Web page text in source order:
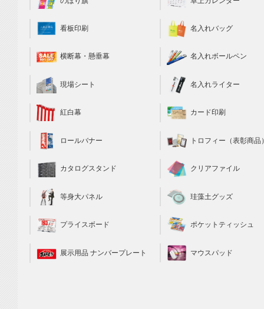
看板印刷
横断幕・懸垂幕
現場シート
紅白幕
ロールバナー
カタログスタンド
等身大パネル
プライスボード
展示用品 ナンバープレート
名入れバッグ
名入れボールペン
名入れライター
カード印刷
トロフィー（表彰商品
クリアファイル
珪藻土グッズ
ポケットティッシュ
マウスパッド